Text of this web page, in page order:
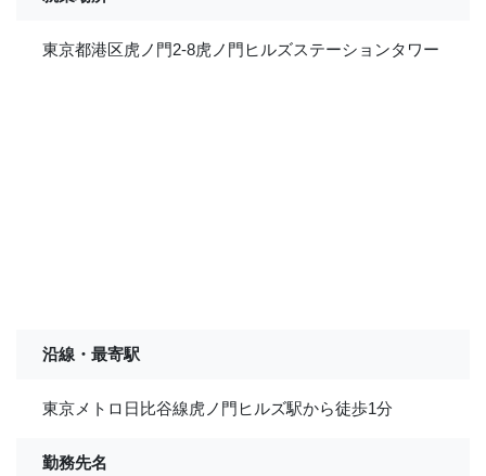
東京都港区虎ノ門2-8虎ノ門ヒルズステーションタワー
沿線・最寄駅
東京メトロ日比谷線虎ノ門ヒルズ駅から徒歩1分
勤務先名